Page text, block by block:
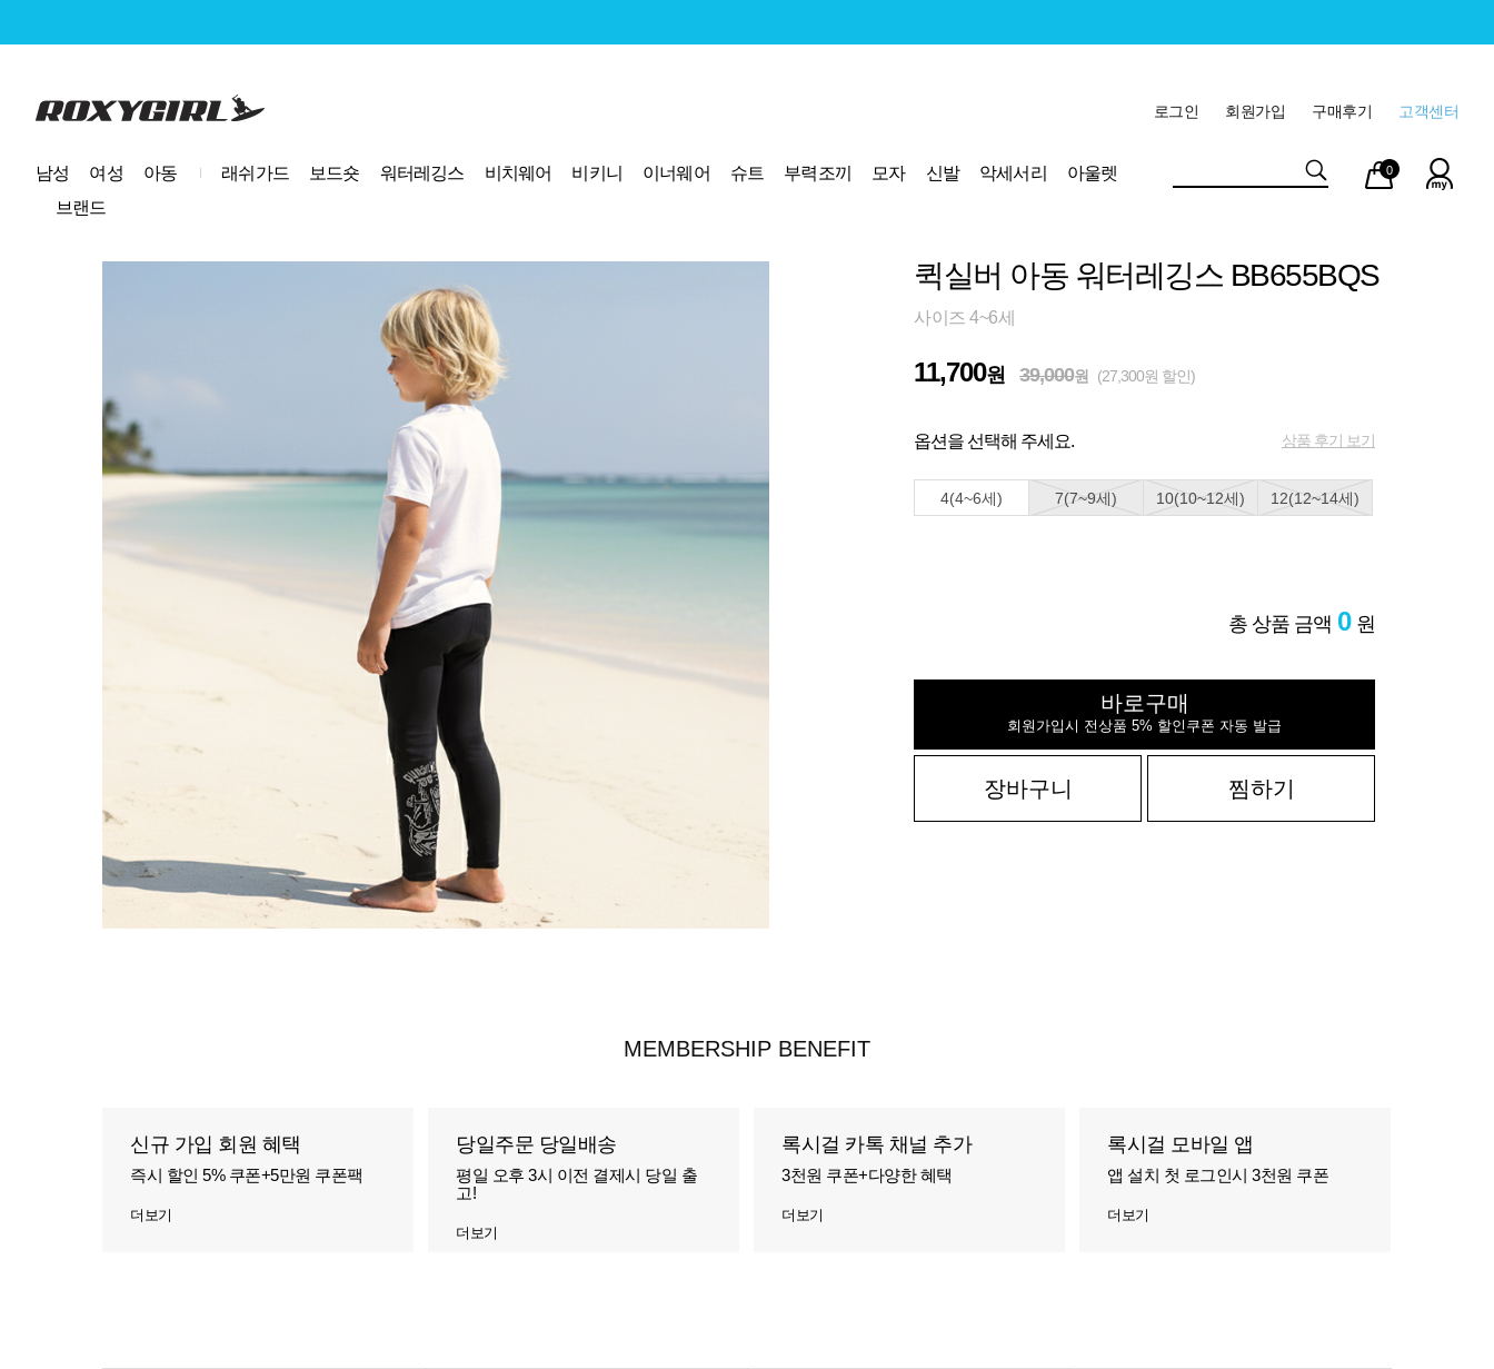
로고 고객센터
구매후기
회원가입
로그인
남성 여성 아동 래쉬가드 보드숏 워터레깅스 비치웨어 비키니 이너웨어 슈트 부력조끼 모자 신발 악세서리
아울렛
브랜드
마이
페이
장바
구니
0
퀵실버 아동 워터레깅스 BB655BQS
사이즈 4~6세
11,700원 39,000원 (27,300원 할인)
옵션을 선택해 주세요. 상품 후기 보기
4(4~6세) 7(7~9세) 10(10~12세) 12(12~14세)
총 상품 금액 0 원
바로구매
회원가입시 전상품 5% 할인쿠폰 자동 발급
장바구니 찜하기
MEMBERSHIP BENEFIT
신규 가입 회원 혜택
즉시 할인 5% 쿠폰+5만원 쿠폰팩
더보기
당일주문 당일배송
평일 오후 3시 이전 결제시 당일 출
고!
더보기
록시걸 카톡 채널 추가
3천원 쿠폰+다양한 혜택
더보기
록시걸 모바일 앱
앱 설치 첫 로그인시 3천원 쿠폰
더보기